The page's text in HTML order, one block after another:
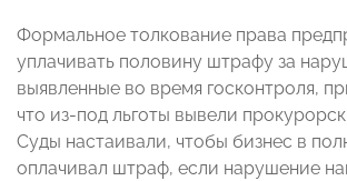
Формальное толкование права
уплачивать половину штрафу за
выявленные во время госконтроля,
что из-под льготы вывели
Суды настаивали, чтобы бизнес в
оплачивал штраф, если нарушение